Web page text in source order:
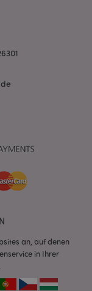
an, auf denen
in Ihrer
Google LLC
www.google.com
www.puckator.de
Adobe Inc.
www.puckator.de